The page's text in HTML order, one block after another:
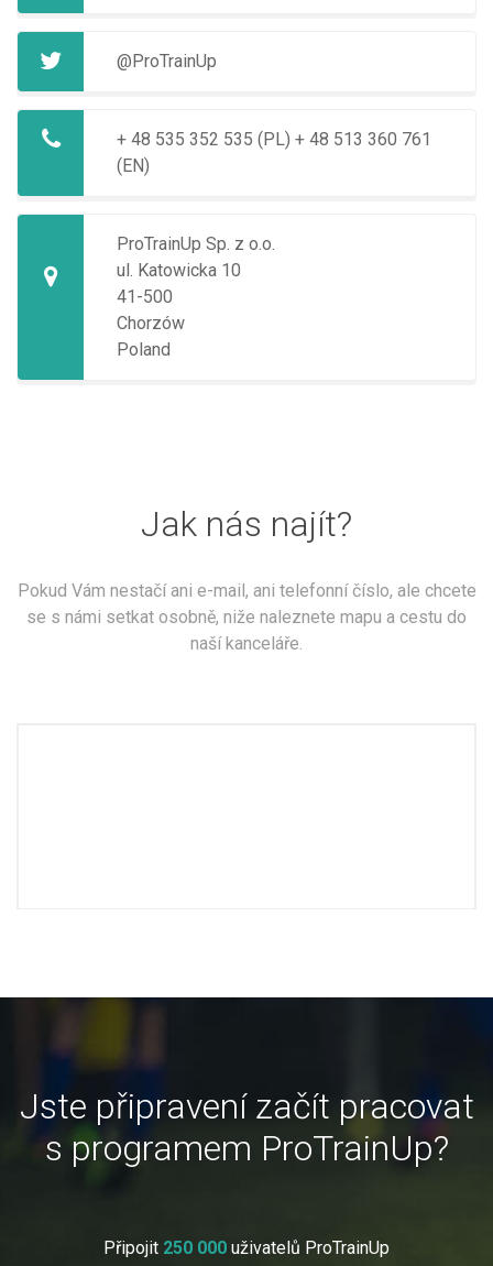
@ProTrainUp
+ 48 535 352 535 (PL) + 48 513 360 761
(EN)
ProTrainUp Sp. z o.o.
ul. Katowicka 10
41-500
Chorzów
Poland
Jak nás najít?
Pokud Vám nestačí ani e-mail, ani telefonní číslo, ale chcete
se s námi setkat osobně, niže naleznete mapu a cestu do
naší kanceláře.
Jste připravení začít pracovat
s programem ProTrainUp?
Připojit 250 000 uživatelů ProTrainUp